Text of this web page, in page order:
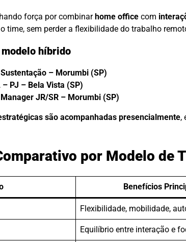
força por combinar home office com
time, sem perder a flexibilidade do trabalho
híbrido
– Morumbi (SP)
PJ – Bela Vista (SP)
JR/SR – Morumbi (SP)
são acompanhadas presencialmente,
por Modelo de
Benefícios
Flexibilidade, mobilidade,
Equilíbrio entre interação e